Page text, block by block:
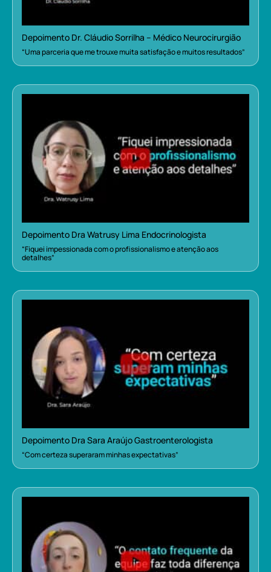
Depoimento Dr. Cláudio Sorrilha – Médico Neurocirurgião
“Uma parceria que me trouxe muita satisfação e muitos resultados”
Depoimento Dra Watrusy Lima Endocrinologista
“Fiquei impessionada com o profissionalismo e atenção aos
detalhes”
Depoimento Dra Sara Araújo Gastroenterologista
“Com certeza superaram minhas expectativas”